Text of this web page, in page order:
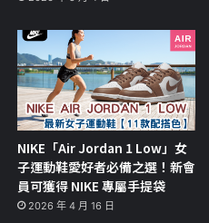
NIKE「Air Jordan 1 Low」女
子運動鞋愛好者必備之選！新會
員可獲得 NIKE 專屬手提袋
2026 年 4 月 16 日